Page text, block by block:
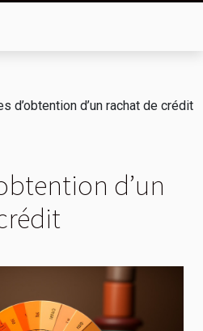
d’obtention d’un rachat de crédit
d’un